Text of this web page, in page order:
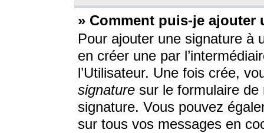
» Comment puis-je ajouter
Pour ajouter une signature à
en créer une par
l’Utilisateur. Une fois crée,
signature sur le formulaire de
signature. Vous pouvez
sur tous vos messages en